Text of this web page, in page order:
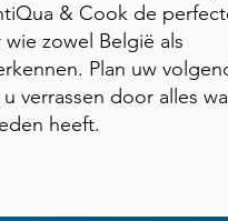
& Cook de
wie zowel België als
Plan uw
verrassen door alles
heeft.